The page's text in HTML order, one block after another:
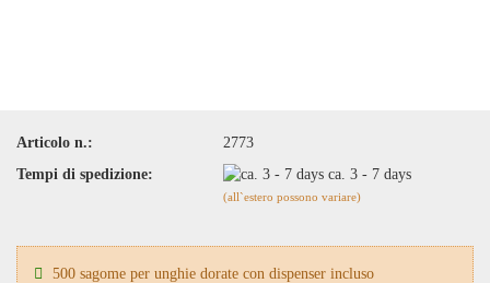
Articolo n.:
2773
Tempi di spedizione:
ca. 3 - 7 days
(all`estero possono variare)
500 sagome per unghie dorate con dispenser incluso